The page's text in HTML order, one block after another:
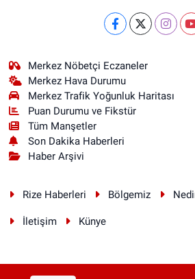
Merkez Nöbetçi Eczaneler
Merkez Hava Durumu
Merkez Trafik Yoğunluk Haritası
Puan Durumu ve Fikstür
Tüm Manşetler
Son Dakika Haberleri
Haber Arşivi
Rize Haberleri Bölgemiz
İletişim Künye